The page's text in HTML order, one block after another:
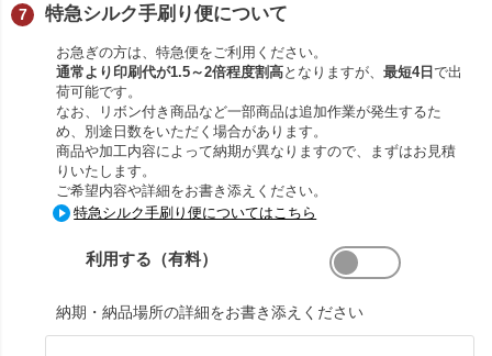
特急シルク手刷り便について
お急ぎの方は、特急便をご利用ください。
通常より印刷代が1.5～2倍程度割高となりますが、最短4日で出
荷可能です。
なお、リボン付き商品など一部商品は追加作業が発生するた
め、別途日数をいただく場合があります。
商品や加工内容によって納期が異なりますので、まずはお見積
りいたします。
ご希望内容や詳細をお書き添えください。
特急シルク手刷り便についてはこちら
利用する（有料）
納期・納品場所の詳細をお書き添えください